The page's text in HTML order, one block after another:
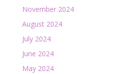
November 2024
August 2024
July 2024
June 2024
May 2024